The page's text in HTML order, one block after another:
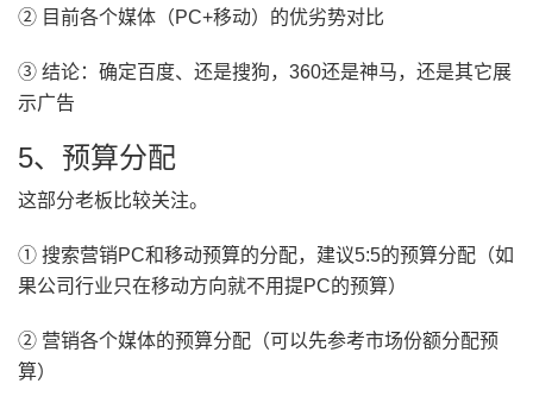
② 目前各个媒体（PC+移动）的优劣势对比
③ 结论：确定百度、还是搜狗，360还是神马，还是其它展
示广告
5、预算分配
这部分老板比较关注。
① 搜索营销PC和移动预算的分配，建议5:5的预算分配（如
果公司行业只在移动方向就不用提PC的预算）
② 营销各个媒体的预算分配（可以先参考市场份额分配预
算）